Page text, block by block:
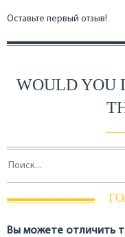
Оставьте первый отзыв!
WOULD YOU
Вы можете отличить